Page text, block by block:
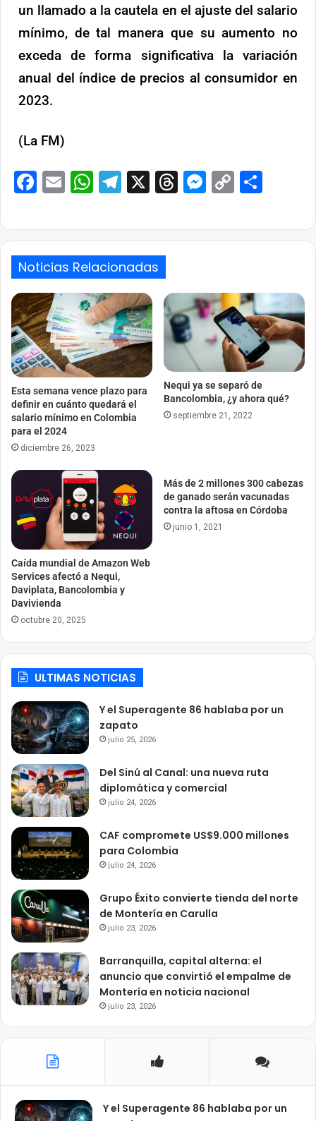
un llamado a la cautela en el ajuste del salario
mínimo, de tal manera que su aumento no
exceda de forma significativa la variación
anual del índice de precios al consumidor en
2023.
(La FM)
Facebook
EmailWhatsApp
Telegram
X ThreadsCopy
Noticias Relacionadas
Esta semana vence plazo para
definir en cuánto quedará el
salario mínimo en Colombia
para el 2024
diciembre 26, 2023
Nequi ya se separó de
Bancolombia, ¿y ahora qué?
septiembre 21, 2022
Caída mundial de Amazon Web
Services afectó a Nequi,
Daviplata, Bancolombia y
Davivienda
octubre 20, 2025
Más de 2 millones 300 cabezas
de ganado serán vacunadas
contra la aftosa en Córdoba
junio 1, 2021
ULTIMAS NOTICIAS
Y el Superagente 86 hablaba por un
zapato
julio 25, 2026
Del Sinú al Canal: una nueva ruta
diplomática y comercial
julio 24, 2026
CAF compromete US$9.000 millones
para Colombia
julio 24, 2026
Grupo Éxito convierte tienda del norte
de Montería en Carulla
julio 23, 2026
Barranquilla, capital alterna: el
anuncio que convirtió el empalme de
Montería en noticia nacional
julio 23, 2026
Y el Superagente 86 hablaba por un